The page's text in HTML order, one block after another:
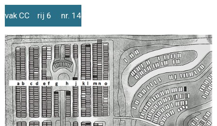
vak CC rij 6 nr. 14